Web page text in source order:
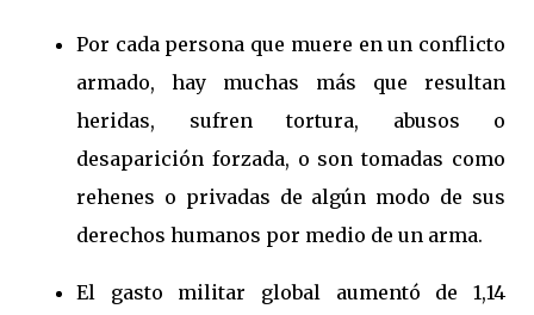
Por cada persona que muere en un conflicto
armado, hay muchas más que resultan
heridas, sufren tortura, abusos o
desaparición forzada, o son tomadas como
rehenes o privadas de algún modo de sus
derechos humanos por medio de un arma.
El gasto militar global aumentó de 1,14